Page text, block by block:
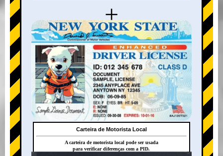
+
Carteira de Motorista Local
A carteira de motorista local pode ser usada
para verificar diferenças com a PID.